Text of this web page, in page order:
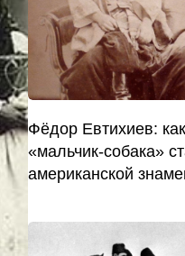
Фёдор Евтихиев:
«мальчик-собака»
американской